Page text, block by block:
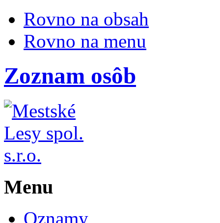
Rovno na obsah
Rovno na menu
Zoznam osôb
Menu
Oznamy